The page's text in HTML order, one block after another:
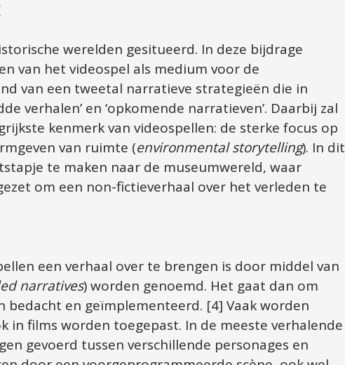
werelden gesitueerd. In deze bijdrage
van het videospel als medium voor de
van een tweetal narratieve strategieën die in
verhalen’ en ‘opkomende narratieven’. Daarbij zal
kenmerk van videospellen: de sterke focus op
van ruimte (environmental storytelling). In dit
te maken naar de museumwereld, waar
om een non-fictieverhaal over het verleden te
een verhaal over te brengen is door middel van
narratives) worden genoemd. Het gaat dan om
en geïmplementeerd. [4] Vaak worden
in films worden toegepast. In de meeste verhalende
gevoerd tussen verschillende personages en